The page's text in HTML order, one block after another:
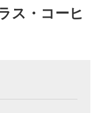
ス・コーヒ